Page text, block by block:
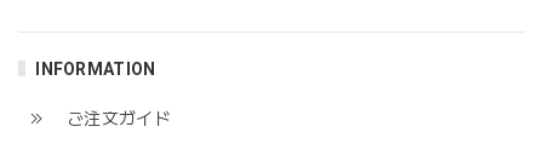
INFORMATION
ご注文ガイド